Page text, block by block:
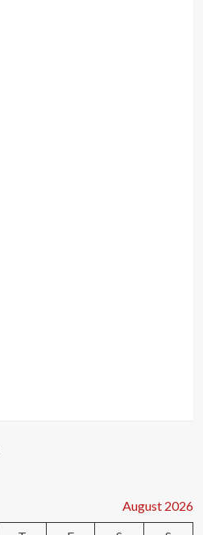
August 2026